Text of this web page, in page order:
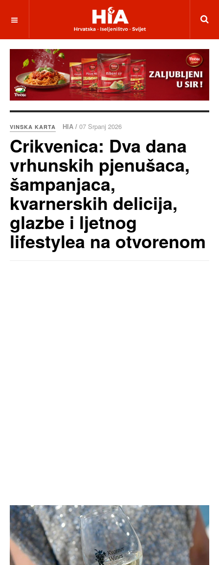
VINSKA KARTA HIA / 07 Srpanj 2026
Crikvenica: Dva dana
vrhunskih pjenušaca,
šampanjaca,
kvarnerskih delicija,
glazbe i ljetnog
lifestylea na otvorenom